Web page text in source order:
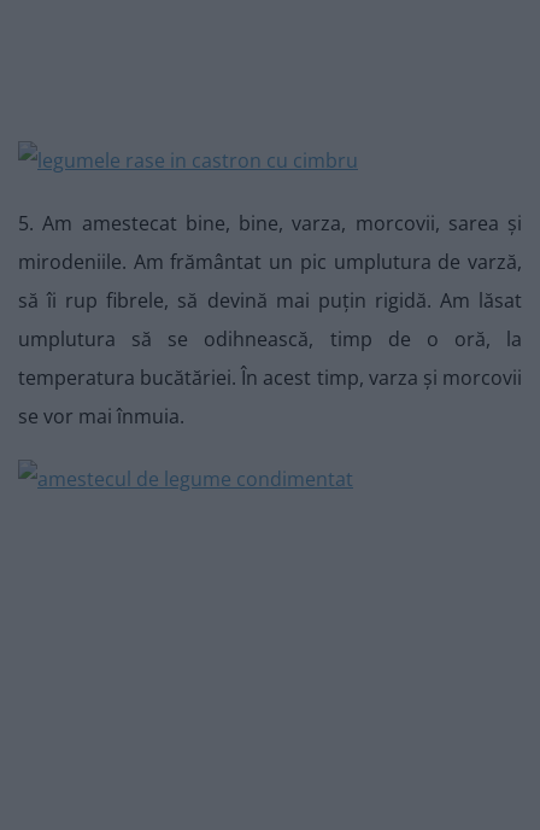
5. Am amestecat bine, bine, varza, morcovii, sarea și
mirodeniile. Am frământat un pic umplutura de varză,
să îi rup fibrele, să devină mai puțin rigidă. Am lăsat
umplutura să se odihnească, timp de o oră, la
temperatura bucătăriei. În acest timp, varza și morcovii
se vor mai înmuia.